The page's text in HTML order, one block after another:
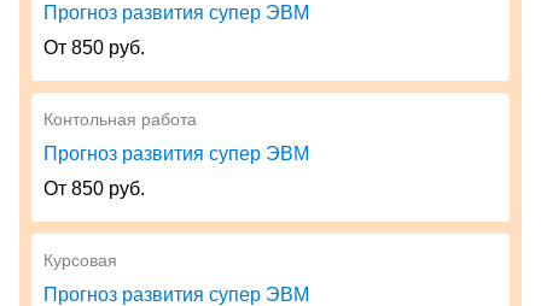
Прогноз развития супер ЭВМ
От 850 руб.
Контольная работа
Прогноз развития супер ЭВМ
От 850 руб.
Курсовая
Прогноз развития супер ЭВМ